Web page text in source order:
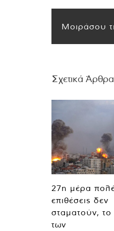
Μοιράσου
Σχετικά Άρθρα
27η μέρα
επιθέσεις δεν
σταματούν, το
των